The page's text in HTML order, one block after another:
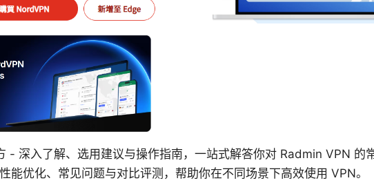
- 深入了解、选用建议与操作指南，一站式解答你对 Radmin VPN 的
能优化、常见问题与对比评测，帮助你在不同场景下高效使用 VPN。